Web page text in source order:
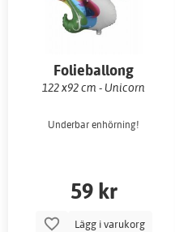
Folieballong
122 x92 cm - Unicorn
Underbar enhörning!
59 kr
Lägg i varukorg